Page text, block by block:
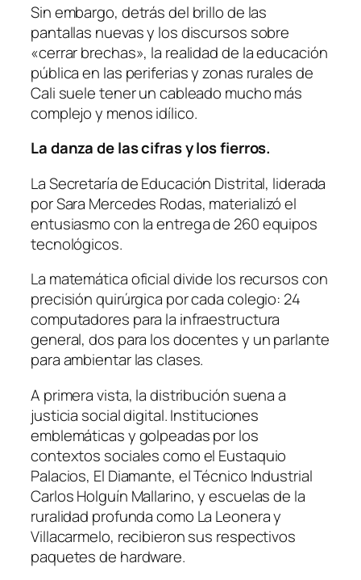
Sin embargo, detrás del brillo de las
pantallas nuevas y los discursos sobre
«cerrar brechas», la realidad de la educación
pública en las periferias y zonas rurales de
Cali suele tener un cableado mucho más
complejo y menos idílico.
La danza de las cifras y los fierros.
La Secretaría de Educación Distrital, liderada
por Sara Mercedes Rodas, materializó el
entusiasmo con la entrega de 260 equipos
tecnológicos.
La matemática oficial divide los recursos con
precisión quirúrgica por cada colegio: 24
computadores para la infraestructura
general, dos para los docentes y un parlante
para ambientar las clases.
A primera vista, la distribución suena a
justicia social digital. Instituciones
emblemáticas y golpeadas por los
contextos sociales como el Eustaquio
Palacios, El Diamante, el Técnico Industrial
Carlos Holguín Mallarino, y escuelas de la
ruralidad profunda como La Leonera y
Villacarmelo, recibieron sus respectivos
paquetes de hardware.